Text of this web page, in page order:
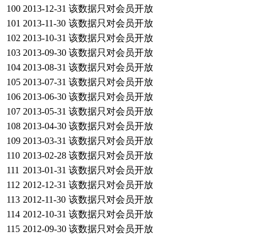
100 2013-12-31 该数据只对会员开放
101 2013-11-30 该数据只对会员开放
102 2013-10-31 该数据只对会员开放
103 2013-09-30 该数据只对会员开放
104 2013-08-31 该数据只对会员开放
105 2013-07-31 该数据只对会员开放
106 2013-06-30 该数据只对会员开放
107 2013-05-31 该数据只对会员开放
108 2013-04-30 该数据只对会员开放
109 2013-03-31 该数据只对会员开放
110 2013-02-28 该数据只对会员开放
111 2013-01-31 该数据只对会员开放
112 2012-12-31 该数据只对会员开放
113 2012-11-30 该数据只对会员开放
114 2012-10-31 该数据只对会员开放
115 2012-09-30 该数据只对会员开放